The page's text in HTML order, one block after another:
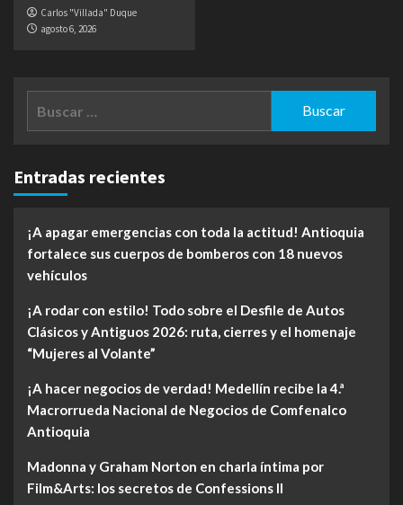
Carlos "Villada" Duque
agosto 6, 2026
Entradas recientes
¡A apagar emergencias con toda la actitud! Antioquia
fortalece sus cuerpos de bomberos con 18 nuevos
vehículos
¡A rodar con estilo! Todo sobre el Desfile de Autos
Clásicos y Antiguos 2026: ruta, cierres y el homenaje
“Mujeres al Volante”
¡A hacer negocios de verdad! Medellín recibe la 4.ª
Macrorrueda Nacional de Negocios de Comfenalco
Antioquia
Madonna y Graham Norton en charla íntima por
Film&Arts: los secretos de Confessions II